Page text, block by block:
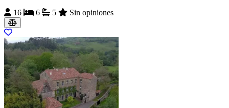
16
6 5 Sin opiniones